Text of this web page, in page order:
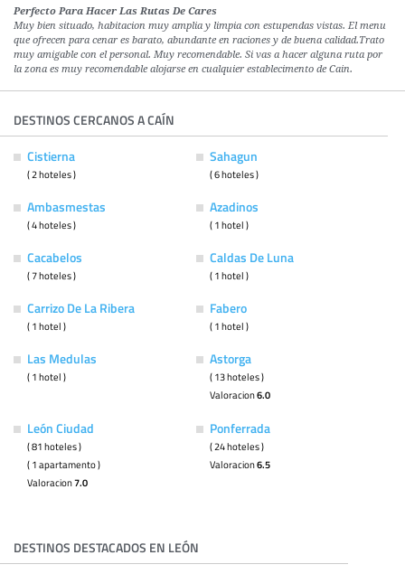
Perfecto Para Hacer Las Rutas De Cares
Muy bien situado, habitacion muy amplia y limpia con estupendas vistas. El menu
que ofrecen para cenar es barato, abundante en raciones y de buena calidad.Trato
muy amigable con el personal. Muy recomendable. Si vas a hacer alguna ruta por
la zona es muy recomendable alojarse en cualquier establecimento de Cain.
DESTINOS CERCANOS A CAÍN
Cistierna
( 2 hoteles )
Sahagun
( 6 hoteles )
Ambasmestas
( 4 hoteles )
Azadinos
( 1 hotel )
Cacabelos
( 7 hoteles )
Caldas De Luna
( 1 hotel )
Carrizo De La Ribera
( 1 hotel )
Fabero
( 1 hotel )
Las Medulas
( 1 hotel )
Astorga
( 13 hoteles )
Valoracion6.0
León Ciudad
( 81 hoteles )
( 1 apartamento )
Valoracion7.0
Ponferrada
( 24 hoteles )
Valoracion6.5
DESTINOS DESTACADOS EN LEÓN